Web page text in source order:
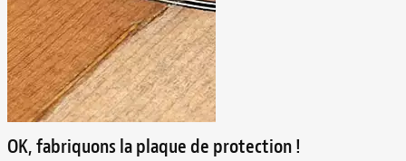
OK, fabriquons la plaque de protection !